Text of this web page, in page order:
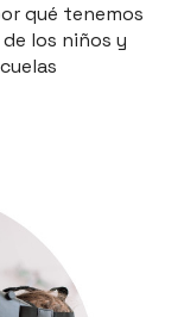
qué tenemos
los niños y